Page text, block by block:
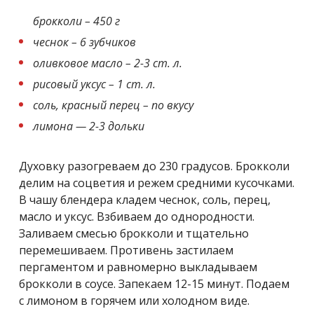
брокколи – 450 г
чеснок – 6 зубчиков
оливковое масло – 2-3 ст. л.
рисовый уксус – 1 ст. л.
соль, красный перец – по вкусу
лимона — 2-3 дольки
Духовку разогреваем до 230 градусов. Брокколи
делим на соцветия и режем средними кусочками.
В чашу блендера кладем чеснок, соль, перец,
масло и уксус. Взбиваем до однородности.
Заливаем смесью брокколи и тщательно
перемешиваем. Противень застилаем
пергаментом и равномерно выкладываем
брокколи в соусе. Запекаем 12-15 минут. Подаем
с лимоном в горячем или холодном виде.